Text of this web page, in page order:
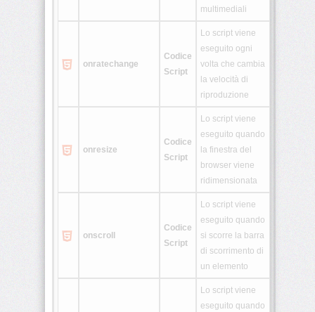
multimediali
onratechange
Codice
Script
Lo script viene
eseguito ogni
volta che cambia
la velocità di
riproduzione
onresize
Codice
Script
Lo script viene
eseguito quando
la finestra del
browser viene
ridimensionata
onscroll
Codice
Script
Lo script viene
eseguito quando
si scorre la barra
di scorrimento di
un elemento
Lo script viene
eseguito quando